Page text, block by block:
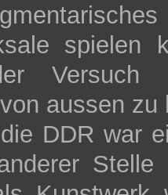
Versuch
aussen zu
DDR war
Stelle